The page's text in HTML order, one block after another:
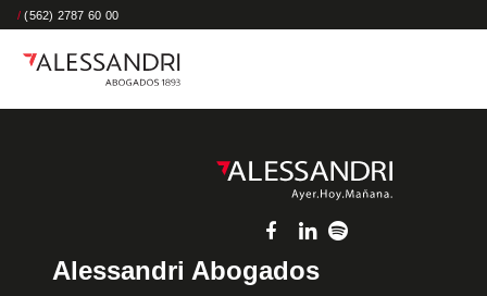
/ (562) 2787 60 00
Alessandri Abogados